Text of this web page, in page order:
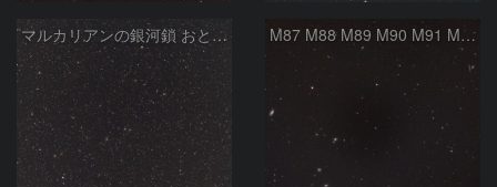
マルカリアンの銀河鎖 おとめ座・ かみのけ座の銀河 M87 M88 M89 M90 M91 M100 マルカリアンの銀河鎖 おとめ座 かみのけ座